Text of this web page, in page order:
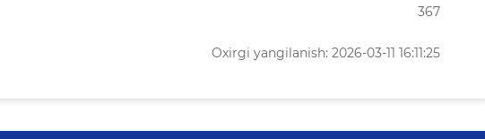
367
Oxirgi yangilanish: 2026-03-11 16:11:25